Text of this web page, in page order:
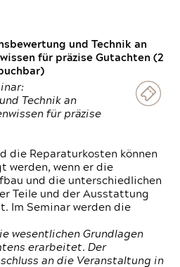
und Technik an
für präzise Gutachten (2
Technik an
für präzise
die Reparaturkosten können
werden, wenn er die
und die unterschiedlichen
Teile und der Ausstattung
Im Seminar werden die
wesentlichen Grundlagen
erarbeitet. Der
an die Veranstaltung in